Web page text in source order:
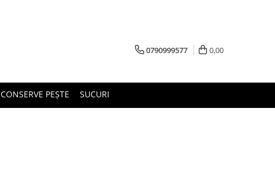
0790999577 0,00
CONSERVE PEȘTE SUCURI